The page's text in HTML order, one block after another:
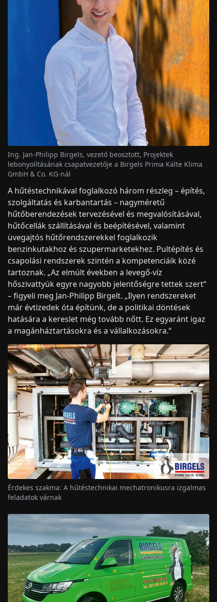
Ing. Jan-Philipp Birgels, vezető beosztott, Projektek
lebonyolításának csapatvezetője a Birgels Prima Kälte Klima
GmbH & Co. KG-nál
A hűtéstechnikával foglalkozó három részleg – építés,
szolgáltatás és karbantartás – nagyméretű
hűtőberendezések tervezésével és megvalósításával,
hűtőcellák szállításával és beépítésével, valamint
üvegajtós hűtőrendszerekkel foglalkozik
benzinkutakhoz és szupermarketekhez. Pultépítés és
csapolási rendszerek szintén a kompetenciáik közé
tartoznak. „Az elmúlt években a levegő-víz
hőszivattyúk egyre nagyobb jelentőségre tettek szert“
– figyeli meg Jan-Philipp Birgelt. „Ilyen rendszereket
már évtizedek óta építünk, de a politikai döntések
hatására a kereslet még tovább nőtt. Ez egyaránt igaz
a magánháztartásokra és a vállalkozásokra.“
Érdekes szakma: A hűtéstechnikai mechatronikusra izgalmas
feladatok várnak